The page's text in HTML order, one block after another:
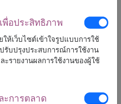
3
3
แท๊ก
พื่อประสิทธิภาพ
ให้เว็บไซต์เข้าใจรูปแบบการใช้
รับปรุงประสบการณ์การใช้งาน
รายงานผลการใช้งานของผู้ใช้
การตลาด